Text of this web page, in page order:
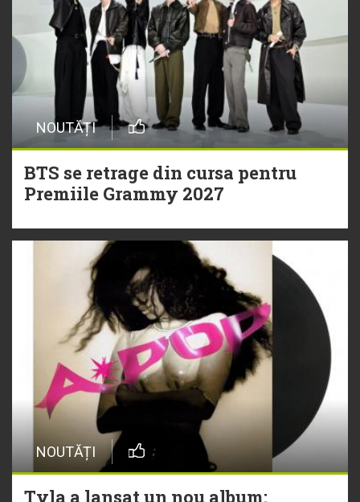
NOUTĂȚI
BTS se retrage din cursa pentru
Premiile Grammy 2027
NOUTĂȚI
Tyla a lansat un nou album: